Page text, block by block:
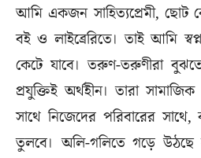
আমি একজন সাহিত্যপ্রেমী, ছোট
বই ও লাইব্রেরিতে। তাই আমি
কেটে যাবে। তরুণ-তরুণীরা
প্রযুক্তিই অর্থহীন। তারা
সাথে নিজেদের পরিবারের
তুলবে। অলি-গলিতে গড়ে উঠছে